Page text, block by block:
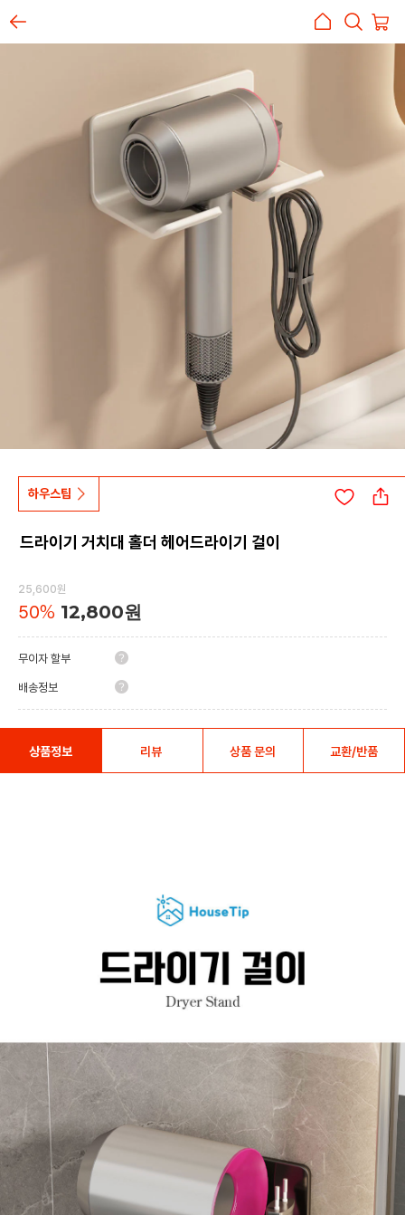
하우스팁
드라이기 거치대 홀더 헤어드라이기 걸이
25,600원
50% 12,800원
무이자 할부
배송정보
상품정보 리뷰 상품 문의 교환/반품